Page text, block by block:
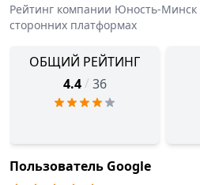
Рейтинг компании Юность-Минск
сторонних платформах
ОБЩИЙ РЕЙТИНГ
4.4 / 36
Пользователь Google